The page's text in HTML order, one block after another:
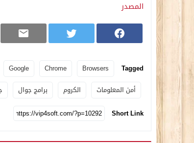
المصدر
Tagged
Browsers
Chrome
Google
أمن المعلومات
الكروم برامج جوال
Short Link